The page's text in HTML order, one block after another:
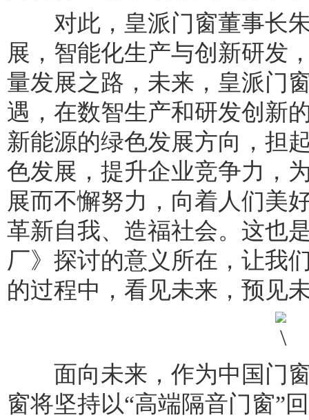
对此，皇派门窗董事长朱
展，智能化生产与创新研发
量发展之路，未来，皇派门
遇，在数智生产和研发创新
新能源的绿色发展方向，担
色发展，提升企业竞争力，
展而不懈努力，向着人们美
革新自我、造福社会。这也
厂》探讨的意义所在，让我
的过程中，看见未来，预见
面向未来，作为中国门窗
窗将坚持以“高端隔音门窗”